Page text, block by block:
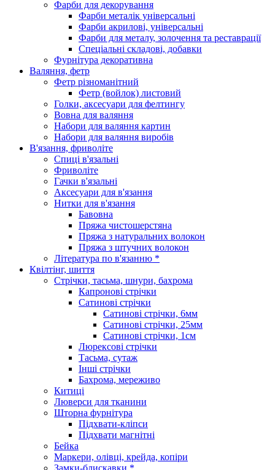
Фарби для декорування
Фарби металік універсальні
Фарби акрилові, універсальні
Фарби для металу, золочення та реставрації
Спеціальні складові, добавки
Фурнітура декоративна
Валяння, фетр
Фетр різноманітний
Фетр (войлок) листовий
Голки, аксесуари для фелтингу
Вовна для валяння
Набори для валяння картин
Набори для валяння виробів
В'язання, фриволіте
Спиці в'язальні
Фриволіте
Гачки в'язальні
Аксесуари для в'язання
Нитки для в'язання
Бавовна
Пряжа чистошерстяна
Пряжа з натуральних волокон
Пряжа з штучних волокон
Література по в'язанню *
Квілтінг, шиття
Стрічки, тасьма, шнури, бахрома
Капронові стрічки
Сатинові стрічки
Сатинові стрічки, 6мм
Сатинові стрічки, 25мм
Сатинові стрічки, 1см
Люрексові стрічки
Тасьма, сутаж
Інші стрічки
Бахрома, мереживо
Китиці
Люверси для тканини
Шторна фурнітура
Підхвати-кліпси
Підхвати магнітні
Бейка
Маркери, олівці, крейда, копіри
Замки-блискавки *